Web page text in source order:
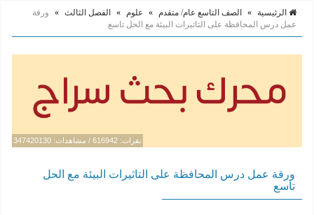
الرئيسية » الصف التاسع عام/ متقدم » علوم » الفصل الثالث »
ورقة
عمل درس المحافظة على التاثيرات البيئة مع الحل تاسع
نقرات: 616942 / مشاهدات: 347420130
ورقة عمل درس المحافظة على التاثيرات البيئة مع الحل
تاسع